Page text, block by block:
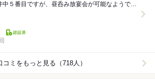
５番目ですが、昼呑み放宴会が可能なようで下
コミをもっと見る（718人）